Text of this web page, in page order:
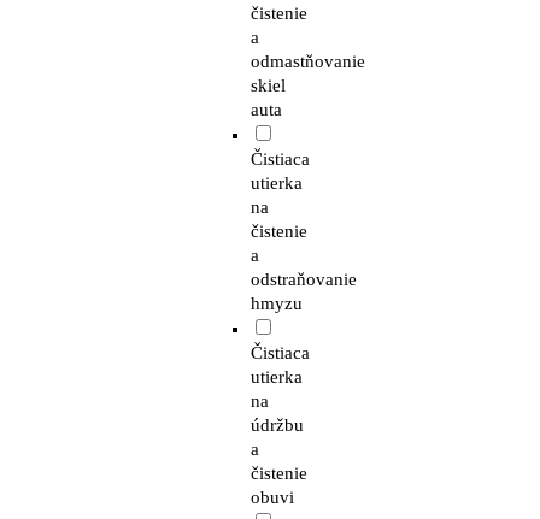
čistenie
a
odmastňovanie
skiel
auta
Čistiaca
utierka
na
čistenie
a
odstraňovanie
hmyzu
Čistiaca
utierka
na
údržbu
a
čistenie
obuvi